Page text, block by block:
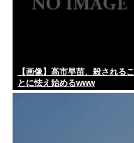
円は年末149円に 協調介
【画像】高市早苗、殺されるこ
とに怯え始めるwww